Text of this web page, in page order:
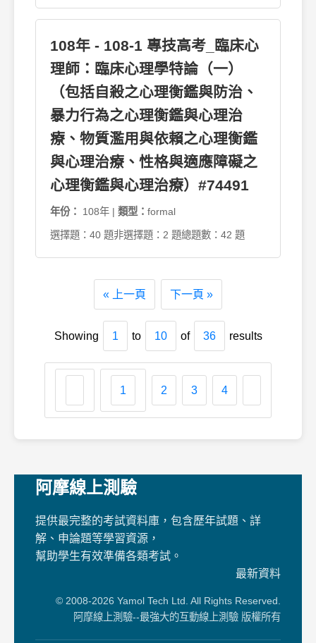
108年 - 108-1 專技高考_臨床心
理師：臨床心理學特論（一）
（包括自殺之心理衡鑑與防治、
暴力行為之心理衡鑑與心理治
療、物質濫用與依賴之心理衡鑑
與心理治療、性格與適應障礙之
心理衡鑑與心理治療）#74491
年份： 108年 | 類型： formal
選擇題：40 題非選擇題：2 題總題數：42 題
« 上一頁 下一頁 »
Showing 1 to 10 of 36 results
1 2 3 4
阿摩線上測驗
提供最完整的考試資料庫，包含歷年試題、詳
解、申論題等學習資源，
幫助學生有效準備各類考試。
最新資料
© 2008-2026 Yamol Tech Ltd. All Rights Reserved.
阿摩線上測驗--最強大的互動線上測驗 版權所有